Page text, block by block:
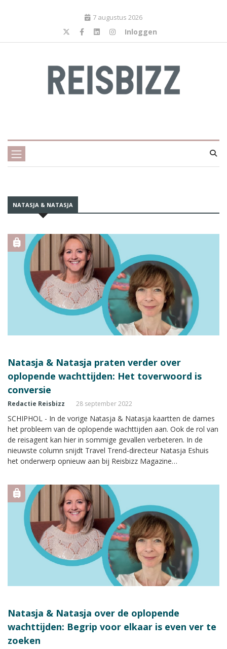
7 augustus 2026
Inloggen
NATASJA & NATASJA
Natasja & Natasja praten verder over
oplopende wachttijden: Het toverwoord is
conversie
Redactie Reisbizz 28 september 2022
SCHIPHOL - In de vorige Natasja & Natasja kaartten de dames
het probleem van de oplopende wachttijden aan. Ook de rol van
de reisagent kan hier in sommige gevallen verbeteren. In de
nieuwste column snijdt Travel Trend-directeur Natasja Eshuis
het onderwerp opnieuw aan bij Reisbizz Magazine
Natasja & Natasja over de oplopende
wachttijden: Begrip voor elkaar is even ver te
zoeken